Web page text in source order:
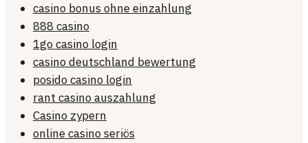
casino bonus ohne einzahlung
888 casino
1go casino login
casino deutschland bewertung
posido casino login
rant casino auszahlung
Casino zypern
online casino seriös